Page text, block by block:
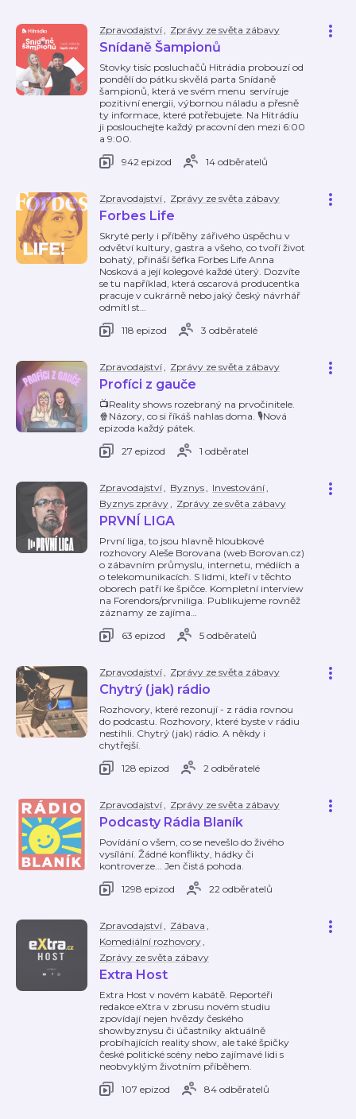
Zpravodajství, Zprávy ze světa zábavy
Snídaně Šampionů
Stovky tisíc posluchačů Hitrádia probouzí od
pondělí do pátku skvělá parta Snídaně
šampionů, která ve svém menu servíruje
pozitivní energii, výbornou náladu a přesně
ty informace, které potřebujete. Na Hitrádiu
ji poslouchejte každý pracovní den mezi 6:00
a 9:00.
942 epizod
14 odběratelů
Zpravodajství, Zprávy ze světa zábavy
Forbes Life
Skryté perly i příběhy zářivého úspěchu v
odvětví kultury, gastra a všeho, co tvoří život
bohatý, přináší šéfka Forbes Life Anna
Nosková a její kolegové každé úterý. Dozvíte
se tu například, která oscarová producentka
pracuje v cukrárně nebo jaký český návrhář
odmítl st…
118 epizod
3 odběratelé
Zpravodajství, Zprávy ze světa zábavy
Profíci z gauče
📺Reality shows rozebraný na prvočinitele.
🍿Názory, co si říkáš nahlas doma. 🎙️Nová
epizoda každý pátek.
27 epizod
1 odběratel
Zpravodajství, Byznys, Investování,
Byznys zprávy, Zprávy ze světa zábavy
PRVNÍ LIGA
První liga, to jsou hlavně hloubkové
rozhovory Aleše Borovana (web Borovan.cz)
o zábavním průmyslu, internetu, médiích a
o telekomunikacích. S lidmi, kteří v těchto
oborech patří ke špičce. Kompletní interview
na Forendors/prvniliga. Publikujeme rovněž
záznamy ze zajíma…
63 epizod
5 odběratelů
Zpravodajství, Zprávy ze světa zábavy
Chytrý (jak) rádio
Rozhovory, které rezonují - z rádia rovnou
do podcastu. Rozhovory, které byste v rádiu
nestihli. Chytrý (jak) rádio. A někdy i
chytřejší.
128 epizod
2 odběratelé
Zpravodajství, Zprávy ze světa zábavy
Podcasty Rádia Blaník
Povídání o všem, co se nevešlo do živého
vysílání. Žádné konflikty, hádky či
kontroverze... Jen čistá pohoda.
1298 epizod
22 odběratelů
Zpravodajství, Zábava ,
Komediální rozhovory,
Zprávy ze světa zábavy
Extra Host
Extra Host v novém kabátě. Reportéři
redakce eXtra v zbrusu novém studiu
zpovídají nejen hvězdy českého
showbyznysu či účastníky aktuálně
probíhajících reality show, ale také špičky
české politické scény nebo zajímavé lidi s
neobvyklým životním příběhem.
107 epizod
84 odběratelů